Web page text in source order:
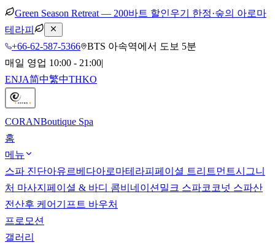
Green Season Retreat — 200바트 할인우기 한정·숲의 아로마
테라피
+66-62-587-5366
BTS 아속역에서 도보 5분
매일 영업 10:00 - 21:00|
ENJA简中繁中THKO
CORANBoutique Spa
홈
메뉴
스파 진단아유르베다아로마테라피 페이셜 트리트먼트시그니
처 마사지 페이셜 & 바디 콤비네이션 밀크 스파코코넛 스파산
전산후 케어 기프트 바우처
프로모션
갤러리